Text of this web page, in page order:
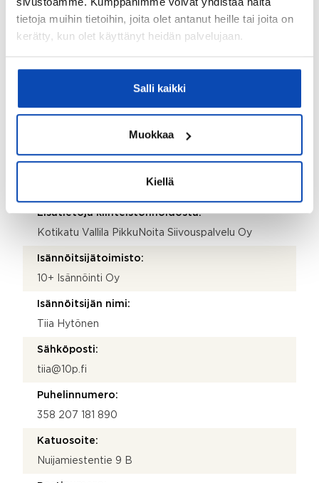
tietoja muihin tietoihin, joita olet antanut heille tai joita on
kerätty, kun olet käyttänyt heidän palvelujaan.
Salli kaikki
Muokkaa
Kiellä
Taloyhtiö
Lisätietoja kiinteistönhoidosta:
Kotikatu Vallila PikkuNoita Siivouspalvelu Oy
Isännöitsijätoimisto:
10+ Isännöinti Oy
Isännöitsijän nimi:
Tiia Hytönen
Sähköposti:
tiia@10p.fi
Puhelinnumero:
358 207 181 890
Katuosoite:
Nuijamiestentie 9 B